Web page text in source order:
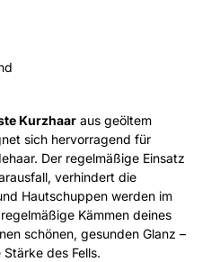
Kurzhaar aus geöltem
sich hervorragend für
Der regelmäßige Einsatz
verhindert die
Hautschuppen werden im
Kämmen deines
schönen, gesunden Glanz –
des Fells.